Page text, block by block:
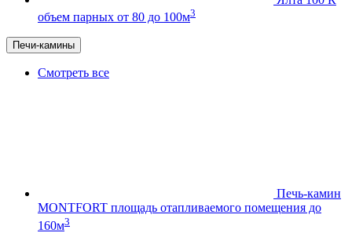
объем парных от 80 до 100м3
Печи-камины
Смотреть все
Печь-камин
MONTFORT площадь отапливаемого помещения до
160м3